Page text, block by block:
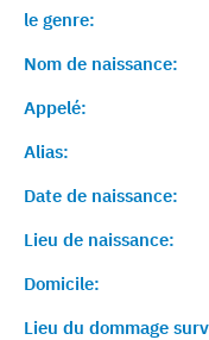
le genre:
Nom de naissance:
Appelé:
Alias:
Date de naissance:
Lieu de naissance:
Domicile:
Lieu du dommage